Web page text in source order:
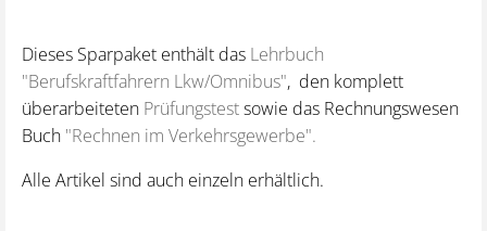
Dieses Sparpaket enthält das Lehrbuch
"Berufskraftfahrern Lkw/Omnibus", den komplett
überarbeiteten Prüfungstestsowie das Rechnungswesen
Buch "Rechnen im Verkehrsgewerbe".
Alle Artikel sind auch einzeln erhältlich.